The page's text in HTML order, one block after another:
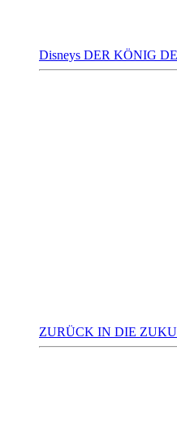
Disneys DER KÖNIG
ZURÜCK IN DIE